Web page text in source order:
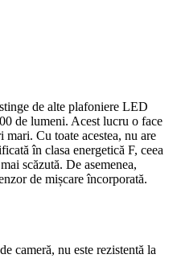
de alte plafoniere LED
de lumeni. Acest lucru o face
Cu toate acestea, nu are
în clasa energetică F, ceea
scăzută. De asemenea,
de mișcare încorporată.
cameră, nu este rezistentă la